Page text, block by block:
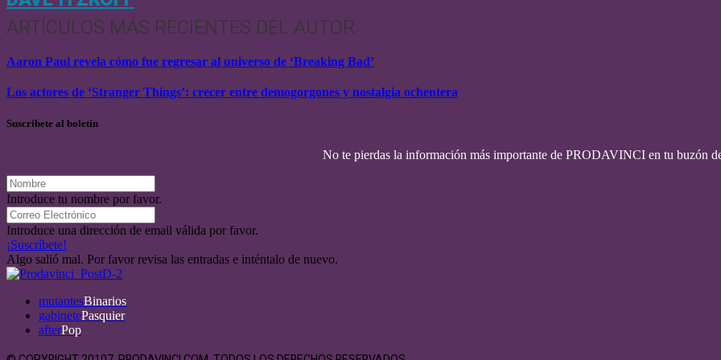
ARTÍCULOS MÁS RECIENTES DEL AUTOR
Aaron Paul revela cómo fue regresar al universo de ‘Breaking Bad’
Los actores de ‘Stranger Things’: crecer entre demogorgones y nostalgia ochentera
Suscríbete al boletín
No te pierdas la información más importante de PRODAVINCI en tu buzón
Introduce tu nombre por favor.
Introduce una dirección de email válida por favor.
¡Suscríbete!
Algo salió mal. Por favor revisa las entradas e inténtalo de nuevo.
mutantesBinarios
gabinetePasquier
afterPop